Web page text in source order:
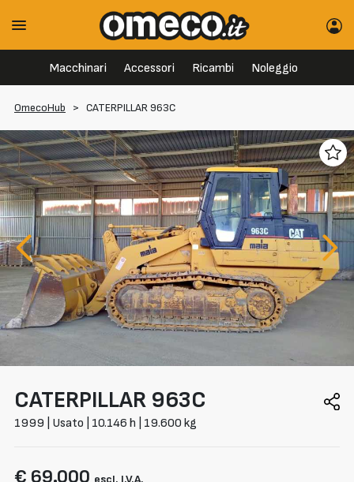
Macchinari Accessori Ricambi Noleggio
OmecoHub > CATERPILLAR 963C
CATERPILLAR 963C
1999 | Usato | 10.146 h | 19.600 kg
€ 69.000 escl. I.V.A.